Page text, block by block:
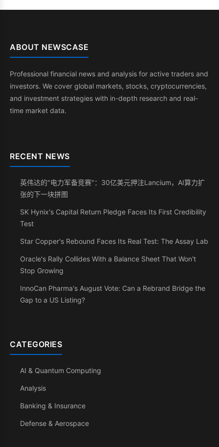
ABOUT NEWSCASE
Professional financial news and analysis for active traders and
investors. We cover global markets, stocks, cryptocurrencies,
and investment strategies with in-depth research and real-
time market data.
RECENT NEWS
英伟达的"电力军备竞赛"：30亿美元押注Lancium，AI算力扩
张的下一块拼图
SK Hynix's Capital Return Pledge Faces Its First Credibility
Test
Star Copper's Rebound Faces Its Real Test: The Assay Lab
Oracle's Rally Collides With a Balance Sheet That Won't
Stop Growing
InnoCan Pharma's August Vote: Can a Rebrand Bridge the
Gap to a US Listing?
CATEGORIES
AI & Quantum Computing
Analysis
Banking & Insurance
Defense & Aerospace